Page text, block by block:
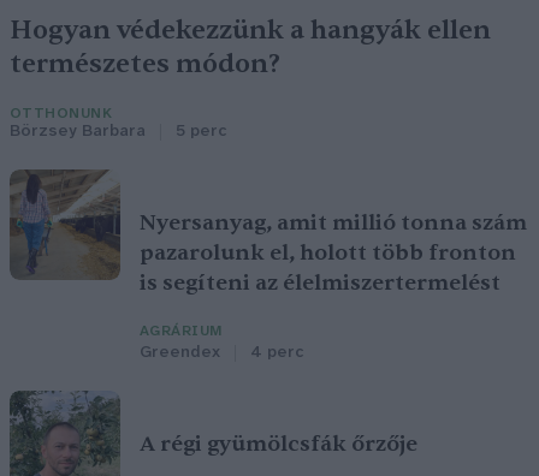
Hogyan védekezzünk a hangyák ellen
természetes módon?
OTTHONUNK
Börzsey Barbara 5 perc
Nyersanyag, amit millió tonna szám
pazarolunk el, holott több fronton
is segíteni az élelmiszertermelést
AGRÁRIUM
Greendex 4 perc
A régi gyümölcsfák őrzője